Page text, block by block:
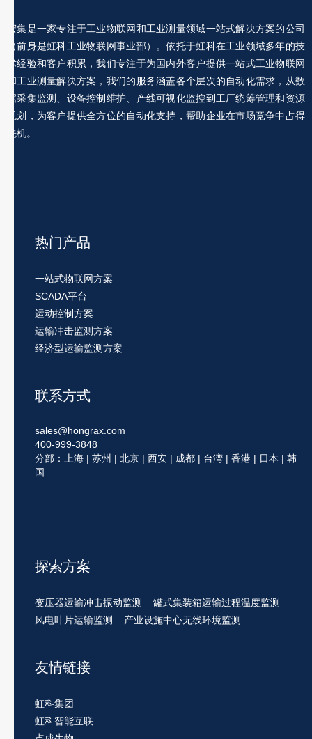
宏集是一家专注于工业物联网和工业测量领域一站式解决方案的公司
（前身是虹科工业物联网事业部）。依托于虹科在工业领域多年的技
术经验和客户积累，我们专注于为国内外客户提供一站式工业物联网
和工业测量解决方案，我们的服务涵盖各个层次的自动化需求，从数
据采集监测、设备控制维护、产线可视化监控到工厂统筹管理和资源
规划，为客户提供全方位的自动化支持，帮助企业在市场竞争中占得
先机。
热门产品
一站式物联网方案
SCADA平台
运动控制方案
运输冲击监测方案
经济型运输监测方案
联系方式
sales@hongrax.com
400-999-3848
分部：上海 | 苏州 | 北京 | 西安 | 成都 | 台湾 | 香港 | 日本 | 韩
国
探索方案
变压器运输冲击振动监测
罐式集装箱运输过程温度监测
风电叶片运输监测
产业设施中心无线环境监测
友情链接
虹科集团
虹科智能互联